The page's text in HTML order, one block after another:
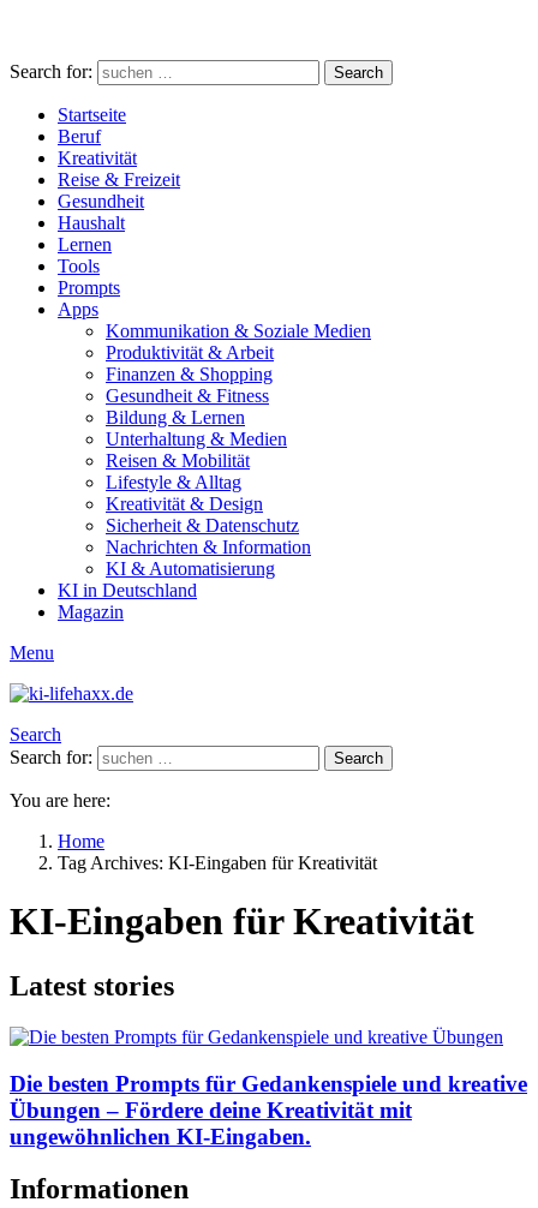
Search for: Search
Startseite
Beruf
Kreativität
Reise & Freizeit
Gesundheit
Haushalt
Lernen
Tools
Prompts
Apps
Kommunikation & Soziale Medien
Produktivität & Arbeit
Finanzen & Shopping
Gesundheit & Fitness
Bildung & Lernen
Unterhaltung & Medien
Reisen & Mobilität
Lifestyle & Alltag
Kreativität & Design
Sicherheit & Datenschutz
Nachrichten & Information
KI & Automatisierung
KI in Deutschland
Magazin
Menu
Search
Search for:
Search
You are here:
Home
Tag Archives: KI-Eingaben für Kreativität
KI-Eingaben für Kreativität
Latest stories
Die besten Prompts für Gedankenspiele und kreative
Übungen – Fördere deine Kreativität mit
ungewöhnlichen KI-Eingaben.
Informationen